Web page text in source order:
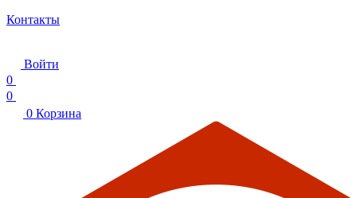
Контакты
Войти
0
0
0 Корзина